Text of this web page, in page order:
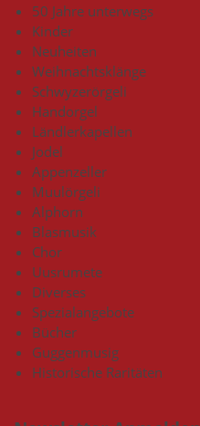
50 Jahre unterwegs
Kinder
Neuheiten
Weihnachtsklänge
Schwyzerörgeli
Handorgel
Ländlerkapellen
Jodel
Appenzeller
Muulörgeli
Alphorn
Blasmusik
Chor
Uusrumete
Diverses
Spezialangebote
Bücher
Guggenmusig
Historische Raritäten